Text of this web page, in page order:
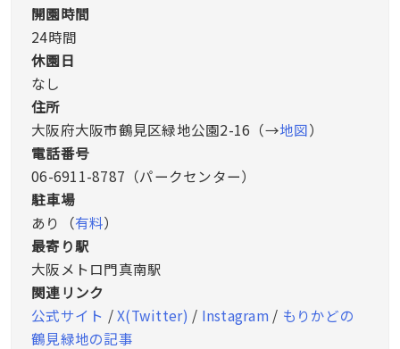
開園時間
24時間
休園日
なし
住所
大阪府大阪市鶴見区緑地公園2-16（→地図）
電話番号
06-6911-8787（パークセンター）
駐車場
あり（有料）
最寄り駅
大阪メトロ門真南駅
関連リンク
公式サイト /X(Twitter) / Instagram / もりかどの
鶴見緑地の記事